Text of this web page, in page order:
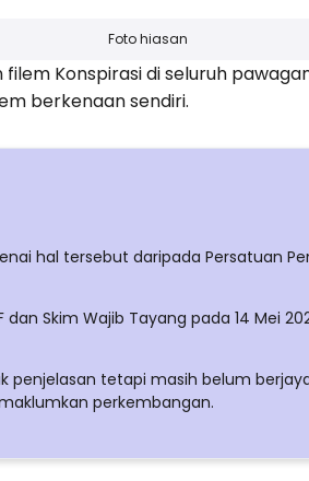
Foto hiasan
filem Konspirasi di seluruh
berkenaan sendiri.
hal tersebut daripada Persatuan
Skim Wajib Tayang pada 14 Mei
penjelasan tetapi masih belum
perkembangan.